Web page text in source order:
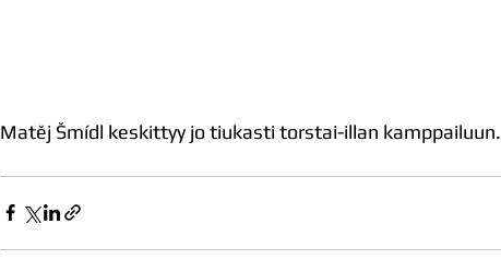
Matěj Šmídl keskittyy jo tiukasti torstai-illan kamppailuun.